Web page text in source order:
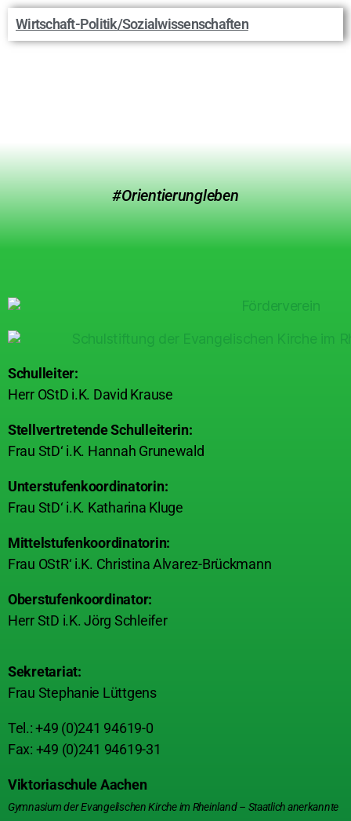
Wirtschaft-Politik/Sozialwissenschaften
#Orientierungleben
Schulleiter:
Herr OStD i.K. David Krause
Stellvertretende Schulleiterin:
Frau StD‘ i.K. Hannah Grunewald
Unterstufenkoordinatorin:
Frau StD‘ i.K. Katharina Kluge
Mittelstufenkoordinatorin:
Frau OStR‘ i.K. Christina Alvarez-Brückmann
Oberstufenkoordinator:
Herr StD i.K. Jörg Schleifer
Sekretariat:
Frau Stephanie Lüttgens
Tel.: +49 (0)241 94619-0
Fax: +49 (0)241 94619-31
Viktoriaschule Aachen
Gymnasium der Evangelischen Kirche im Rheinland – Staatlich anerkannte